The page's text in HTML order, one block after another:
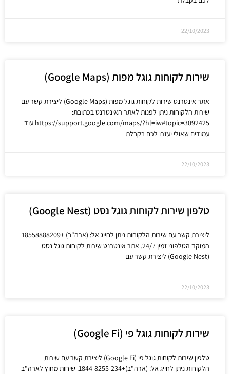
22/10/2023
שירות לקוחות גוגל מפות (Google Maps)
אתר אינטרנט שירות לקוחות גוגל מפות (Google Maps) ליצירת קשר עם
שירות הלקוחות ניתן לפנות לאתר האינטרנט בכתובת:
https://support.google.com/maps/?hl=iw#topic=3092425 עוד
עמודים שאולי יעזרו לכם בקבלת
22/10/2023
טלפון שירות לקוחות גוגל נסט (Google Nest)
ליצירת קשר עם שירות הלקוחות ניתן לחייג אל: (ארה"ב) +18558888209
המוקד הטלפוני זמין 24/7. אתר אינטרנט שירות לקוחות גוגל נסט
(Google Nest) ליצירת קשר עם
22/10/2023
שירות לקוחות גוגל פי (Google Fi)
טלפון שירות לקוחות גוגל פי (Google Fi) ליצירת קשר עם שירות
הלקוחות ניתן לחייג אל: (ארה"ב)+1844-8255-234. שיחות מחוץ לארה"ב